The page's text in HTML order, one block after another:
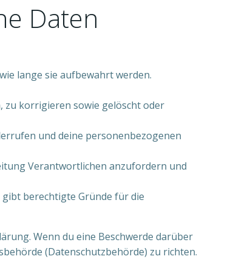
Daten
lange sie aufbewahrt werden.
zu korrigieren sowie gelöscht oder
und deine personenbezogenen
Verantwortlichen anzufordern und
berechtigte Gründe für die
Wenn du eine Beschwerde darüber
(Datenschutzbehörde) zu richten.